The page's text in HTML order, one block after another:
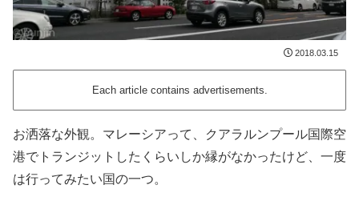
2018.03.15
Each article contains advertisements.
お洒落な外観。マレーシアって、クアラルンプール国際空
港でトランジットしたくらいしか縁がなかったけど、一度
は行ってみたい国の一つ。